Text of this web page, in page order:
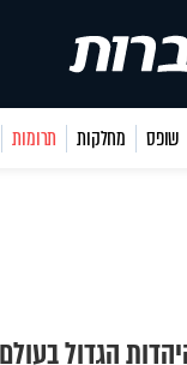
שופס מחלקות תרומות
הגדול